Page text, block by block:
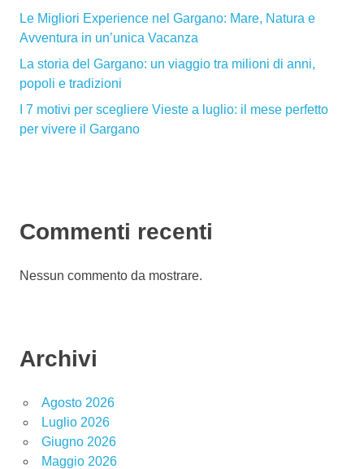
Le Migliori Experience nel Gargano: Mare, Natura e
Avventura in un’unica Vacanza
La storia del Gargano: un viaggio tra milioni di anni,
popoli e tradizioni
I 7 motivi per scegliere Vieste a luglio: il mese perfetto
per vivere il Gargano
Commenti recenti
Nessun commento da mostrare.
Archivi
Agosto 2026
Luglio 2026
Giugno 2026
Maggio 2026